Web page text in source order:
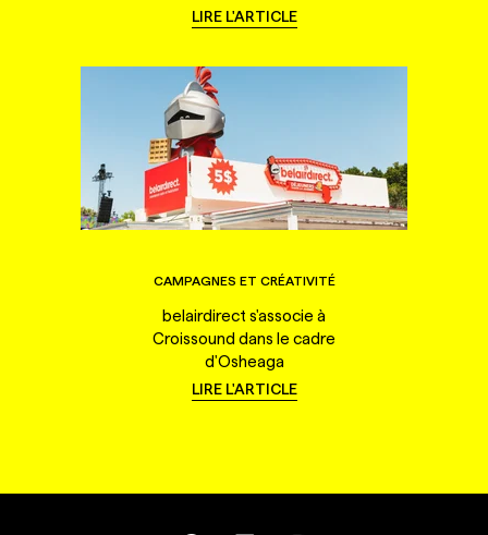
LIRE L'ARTICLE
CAMPAGNES ET CRÉATIVITÉ
belairdirect s'associe à
Croissound dans le cadre
d'Osheaga
LIRE L'ARTICLE